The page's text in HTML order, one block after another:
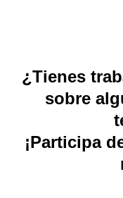
¿Tienes
sobre
¡Participa